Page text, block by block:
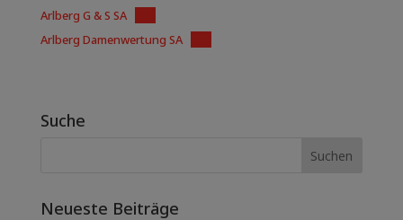
Arlberg G & S SA
Arlberg Damenwertung SA
Suche
Neueste Beiträge